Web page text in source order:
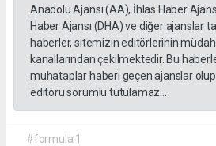
Anadolu Ajansı (AA), İhlas Haber
Haber Ajansı (DHA) ve diğer ajanslar
haberler, sitemizin editörlerinin
kanallarından çekilmektedir. Bu
muhataplar haberi geçen ajanslar
editörü sorumlu tutulamaz...
#formula 1